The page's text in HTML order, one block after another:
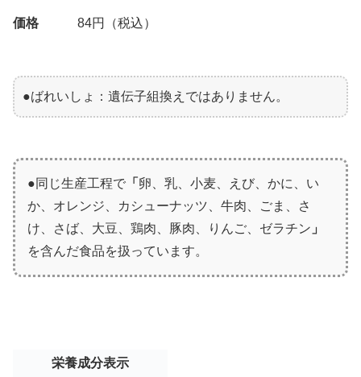
価格 84円（税込）
●ばれいしょ：遺伝子組換えではありません。
●同じ生産工程で 「 卵、乳、小麦、えび、かに、い
か、オレンジ、カシューナッツ、牛肉、ごま、さ
け、さば、大豆、鶏肉、豚肉、りんご、ゼラチン 」
を含んだ食品を扱っています。
栄養成分表示